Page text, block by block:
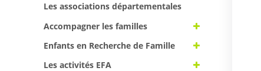
Les associations départementales
Accompagner les familles
Enfants en Recherche de Famille
Les activités EFA